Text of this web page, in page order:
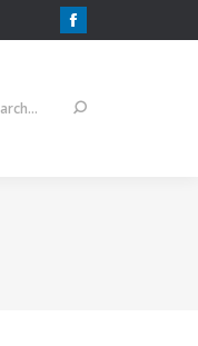
Facebook